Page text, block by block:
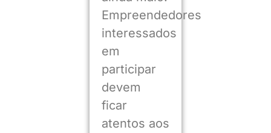
Empreendedores
interessados
em
participar
devem
ficar
atentos aos